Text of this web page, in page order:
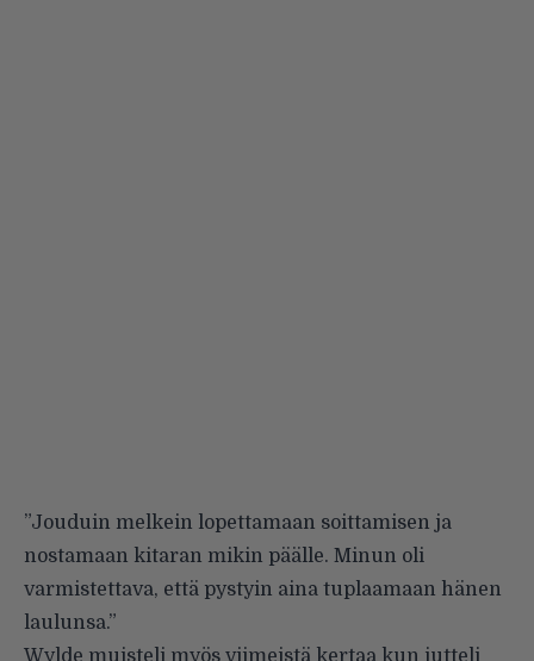
”Jouduin melkein lopettamaan soittamisen ja
nostamaan kitaran mikin päälle. Minun oli
varmistettava, että pystyin aina tuplaamaan hänen
laulunsa.”
Wylde muisteli myös viimeistä kertaa kun jutteli